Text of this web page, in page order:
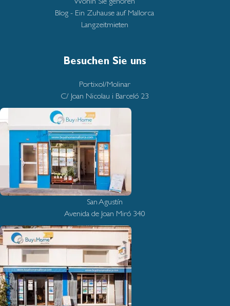
Blog - Ein Zuhause auf Mallorca
Langzeitmieten
Besuchen Sie uns
Portixol/Molinar
C/ Joan Nicolau i Barceló 23
San Agustín
Avenida de Joan Miró 340